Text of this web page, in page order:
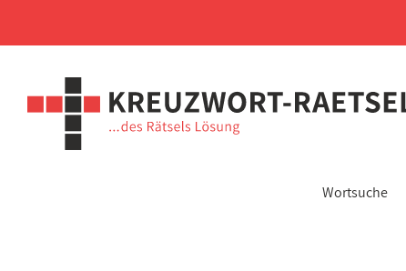
Wortsuche